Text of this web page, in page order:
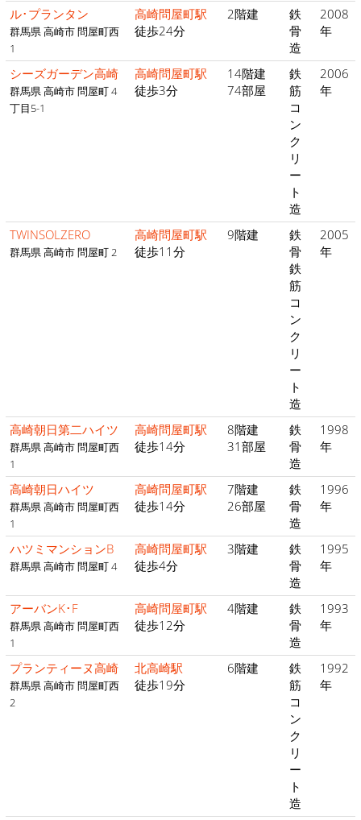
ル･プランタン
群馬県 高崎市 問屋町西
1
高崎問屋町駅
徒歩24分
2階建
鉄
骨
造
2008
年
シーズガーデン高崎
群馬県 高崎市 問屋町 4
丁目5-1
高崎問屋町駅
徒歩3分
14階建
74部屋
鉄
筋
コ
ン
ク
リ
ー
ト
造
2006
年
TWINSOLZERO
群馬県 高崎市 問屋町 2
高崎問屋町駅
徒歩11分
9階建
鉄
骨
鉄
筋
コ
ン
ク
リ
ー
ト
造
2005
年
高崎朝日第二ハイツ
群馬県 高崎市 問屋町西
1
高崎問屋町駅
徒歩14分
8階建
31部屋
鉄
骨
造
1998
年
高崎朝日ハイツ
群馬県 高崎市 問屋町西
1
高崎問屋町駅
徒歩14分
7階建
26部屋
鉄
骨
造
1996
年
ハツミマンションB
群馬県 高崎市 問屋町 4
高崎問屋町駅
徒歩4分
3階建
鉄
骨
造
1995
年
アーバンK･F
群馬県 高崎市 問屋町西
1
高崎問屋町駅
徒歩12分
4階建
鉄
骨
造
1993
年
プランティーヌ高崎
群馬県 高崎市 問屋町西
2
北高崎駅
徒歩19分
6階建
鉄
筋
コ
ン
ク
リ
ー
ト
造
1992
年